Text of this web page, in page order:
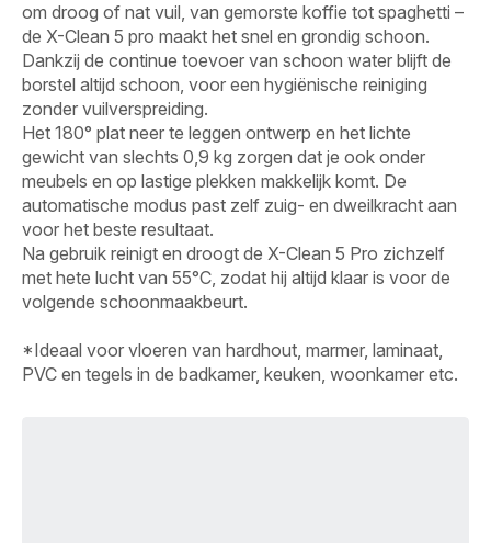
om droog of nat vuil, van gemorste koffie tot spaghetti –
de X-Clean 5 pro maakt het snel en grondig schoon.
Dankzij de continue toevoer van schoon water blijft de
borstel altijd schoon, voor een hygiënische reiniging
zonder vuilverspreiding.
Het 180° plat neer te leggen ontwerp en het lichte
gewicht van slechts 0,9 kg zorgen dat je ook onder
meubels en op lastige plekken makkelijk komt. De
automatische modus past zelf zuig- en dweilkracht aan
voor het beste resultaat.
Na gebruik reinigt en droogt de X-Clean 5 Pro zichzelf
met hete lucht van 55°C, zodat hij altijd klaar is voor de
volgende schoonmaakbeurt.
*Ideaal voor vloeren van hardhout, marmer, laminaat,
PVC en tegels in de badkamer, keuken, woonkamer etc.